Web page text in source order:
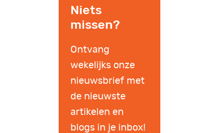
Niets
missen?
Ontvang
wekelijks onze
nieuwsbrief met
de nieuwste
artikelen en
blogs in je inbox!